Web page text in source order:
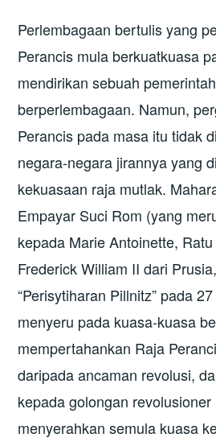
Perlembagaan bertulis yang
Perancis mula berkuatkuasa
mendirikan sebuah
berperlembagaan. Namun,
Perancis pada masa itu tidak
negara-negara jirannya yang
kekuasaan raja mutlak.
Empayar Suci Rom (yang
kepada Marie Antoinette,
Frederick William II dari
“Perisytiharan Pillnitz” pada
menyeru pada kuasa-kuasa
mempertahankan Raja
daripada ancaman revolusi,
kepada golongan
menyerahkan semula kuasa